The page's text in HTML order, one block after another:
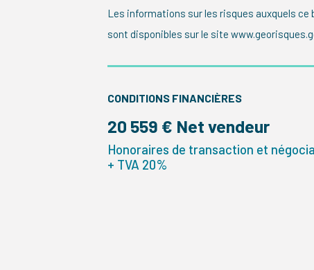
Les informations sur les risques auxquels ce
sont disponibles sur le site
CONDITIONS FINANCIÈRES
20 559 € Net vendeur
Honoraires de transaction et
+ TVA 20%